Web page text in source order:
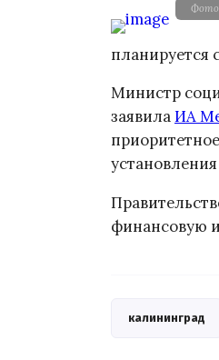
планируется
Министр
заявилаИА
финансовую
калининград